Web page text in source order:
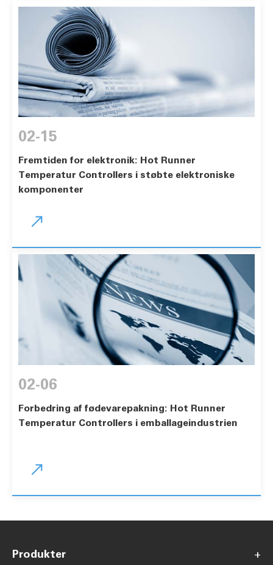
02-15
Fremtiden for elektronik: Hot Runner
Temperatur Controllers i støbte elektroniske
komponenter

02-06
Forbedring af fødevarepakning: Hot Runner
Temperatur Controllers i emballageindustrien

Produkter
+